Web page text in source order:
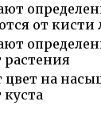
от кисти
растения
на
куста